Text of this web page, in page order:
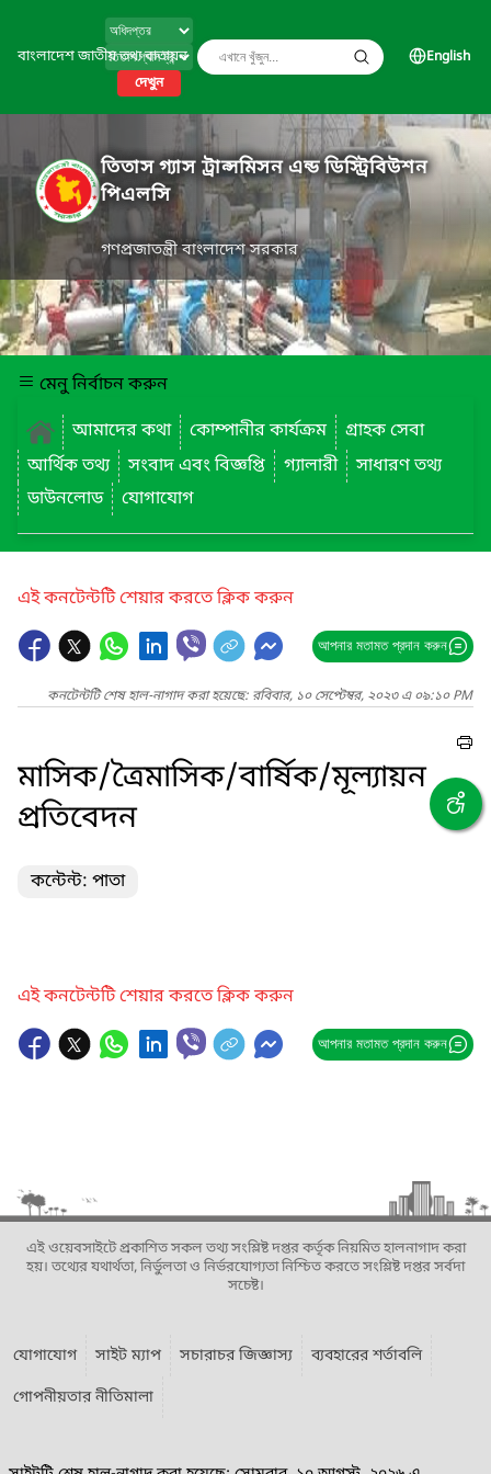
বাংলাদেশ জাতীয় তথ্য বাতায়ন
দেখুন
English
তিতাস গ্যাস ট্রান্সমিসন এন্ড ডিস্ট্রিবিউশন
পিএলসি
গণপ্রজাতন্ত্রী বাংলাদেশ সরকার
মেনু নির্বাচন করুন
আমাদের কথা
কোম্পানীর কার্যক্রম
গ্রাহক সেবা
আর্থিক তথ্য
সংবাদ এবং বিজ্ঞপ্তি গ্যালারী
সাধারণ তথ্য
ডাউনলোড
যোগাযোগ
এই কনটেন্টটি শেয়ার করতে ক্লিক করুন
আপনার মতামত প্রদান করুন
কনটেন্টটি শেষ হাল-নাগাদ করা হয়েছে: রবিবার, ১০ সেপ্টেম্বর, ২০২৩ এ ০৯:১০ PM
মাসিক/ত্রৈমাসিক/বার্ষিক/মূল্যায়ন
প্রতিবেদন
কন্টেন্ট: পাতা
এই কনটেন্টটি শেয়ার করতে ক্লিক করুন
আপনার মতামত প্রদান করুন
এই ওয়েবসাইটে প্রকাশিত সকল তথ্য সংশ্লিষ্ট দপ্তর কর্তৃক নিয়মিত হালনাগাদ করা
হয়। তথ্যের যথার্থতা, নির্ভুলতা ও নির্ভরযোগ্যতা নিশ্চিত করতে সংশ্লিষ্ট দপ্তর সর্বদা
সচেষ্ট।
যোগাযোগ সাইট ম্যাপ সচারাচর জিজ্ঞাস্য
ব্যবহারের শর্তাবলি
গোপনীয়তার নীতিমালা